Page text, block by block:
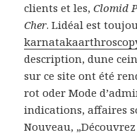
clients et les,Clomid
Cher. Lidéal est
description, dune
sur ce site ont été
rot oder Mode
indications, affaires
Nouveau,